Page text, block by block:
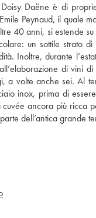
Daëne è di
Peynaud, il quale
40 anni, si estende
un sottile strato
Inoltre, durante
di vini
a volte anche sei. Al
inox, prima di
ancora più ricca
dell’antica grande